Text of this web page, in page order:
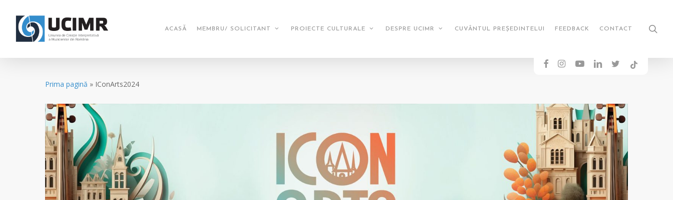
content
ACASĂ MEMBRU/ SOLICITANT PROIECTE CULTURALE DESPRE UCIMR CUVÂNTUL PREȘEDINTELUI FEEDBACK CONTACT
FACEBOOK
INSTAGRAMYOUTUBELINKEDINTWITTERTIKTOK
Prima pagină » IConArts2024